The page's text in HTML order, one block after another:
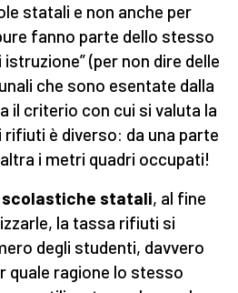
statali e non anche per
fanno parte dello stesso
(per non dire delle
che sono esentate dalla
il criterio con cui si valuta la
è diverso: da una parte
i metri quadri occupati!
statali, al fine
la tassa rifiuti si
degli studenti, davvero
quale ragione lo stesso